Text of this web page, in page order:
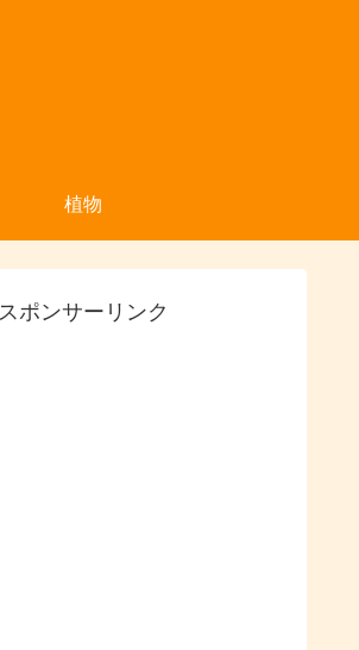
植物
スポンサーリンク